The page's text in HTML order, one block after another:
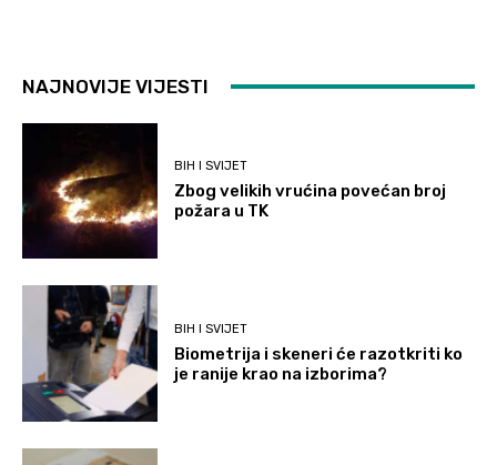
NAJNOVIJE VIJESTI
BIH I SVIJET
Zbog velikih vrućina povećan broj
požara u TK
BIH I SVIJET
Biometrija i skeneri će razotkriti ko
je ranije krao na izborima?